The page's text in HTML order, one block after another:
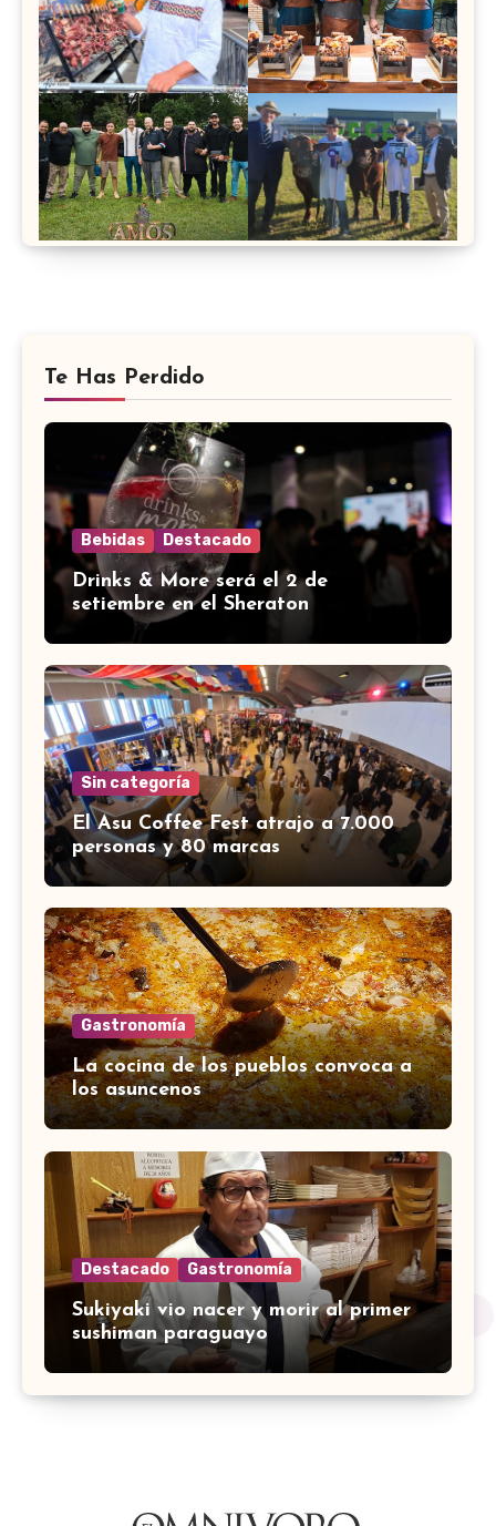
Te Has Perdido
Bebidas Destacado
Drinks & More será el 2 de
setiembre en el Sheraton
Sin categoría
El Asu Coffee Fest atrajo a 7.000
personas y 80 marcas
Gastronomía
La cocina de los pueblos convoca a
los asuncenos
Destacado Gastronomía
Sukiyaki vio nacer y morir al primer
sushiman paraguayo